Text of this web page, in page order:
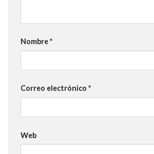
Nombre*
Correo electrónico *
Web